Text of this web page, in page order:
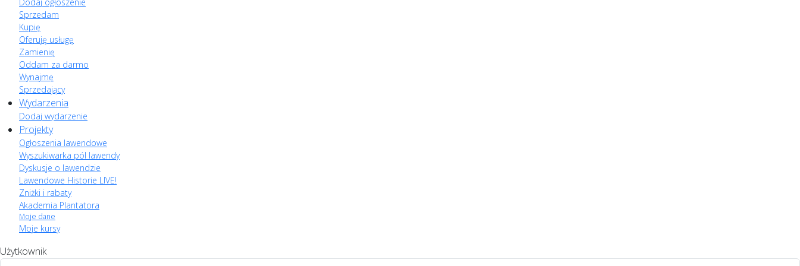
Sprzedam
Kupię
Oferuję usługę
Zamienię
Oddam za darmo
Wynajmę
Sprzedający
Wydarzenia
Dodaj wydarzenie
Projekty
Ogłoszenia lawendowe
Wyszukiwarka pól lawendy
Dyskusje o lawendzie
Lawendowe Historie LIVE!
Zniżki i rabaty
Akademia Plantatora
Moje dane
Moje kursy
Użytkownik